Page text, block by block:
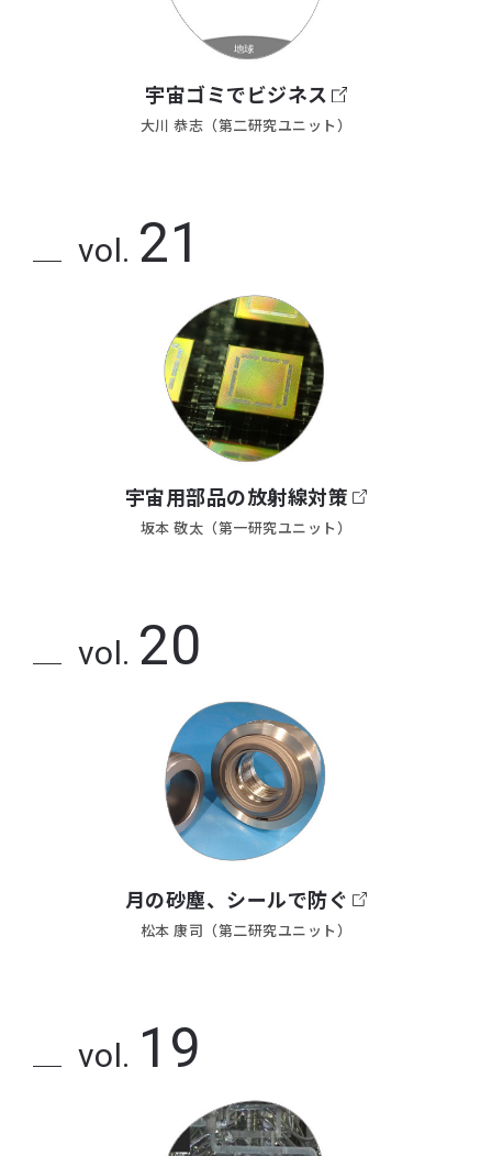
宇宙ゴミでビジネス
大川 恭志（第二研究ユニット）
宇宙用部品の放射線対策
vol. 21
坂本 敬太（第一研究ユニット）
月の砂塵、シールで防ぐ
vol. 20
松本 康司（第二研究ユニット）
vol. 19